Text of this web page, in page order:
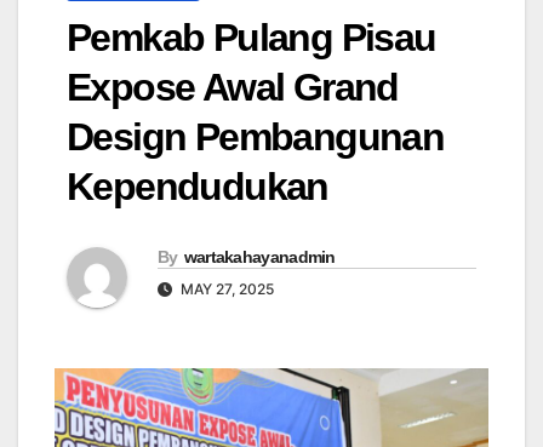
Pemkab Pulang Pisau
Expose Awal Grand
Design Pembangunan
Kependudukan
By wartakahayanadmin
MAY 27, 2025